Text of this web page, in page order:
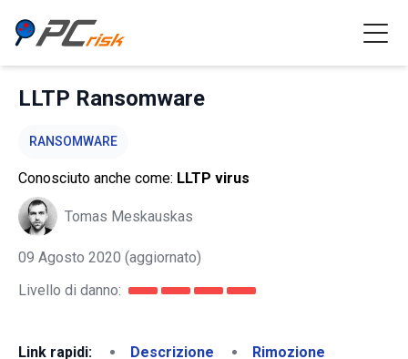
LLTP Ransomware
RANSOMWARE
Conosciuto anche come: LLTP virus
Tomas Meskauskas
09 Agosto 2020 (aggiornato)
Livello di danno:
Link rapidi: Descrizione Rimozione